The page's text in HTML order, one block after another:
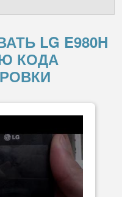
LG E980H
КОДА